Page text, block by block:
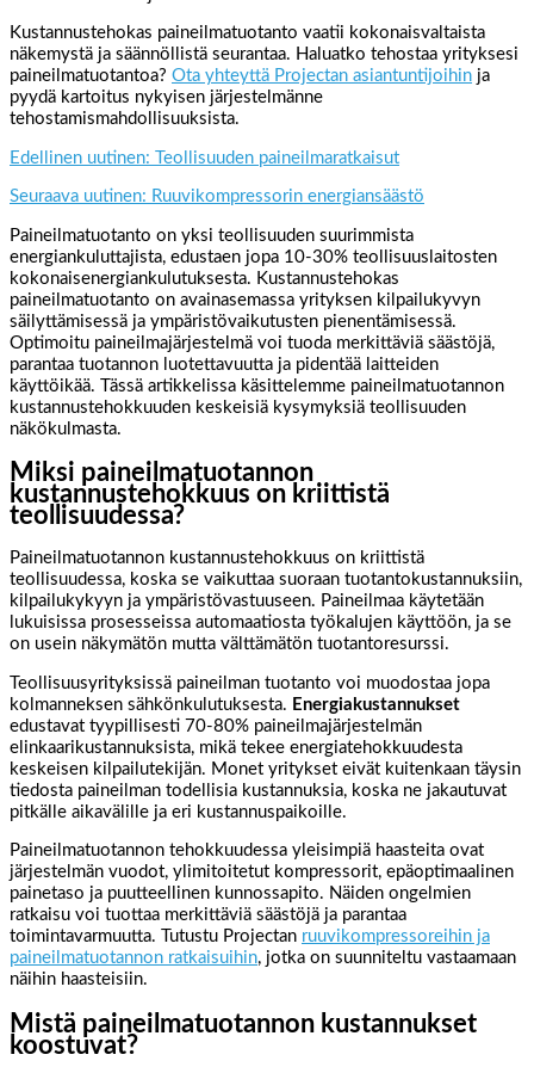
Kustannustehokas paineilmatuotanto vaatii kokonaisvaltaista
näkemystä ja säännöllistä seurantaa. Haluatko tehostaa yrityksesi
paineilmatuotantoa? Ota yhteyttä Projectan asiantuntijoihin ja
pyydä kartoitus nykyisen järjestelmänne
tehostamismahdollisuuksista.
Edellinen uutinen: Teollisuuden paineilmaratkaisut
Seuraava uutinen: Ruuvikompressorin energiansäästö
Paineilmatuotanto on yksi teollisuuden suurimmista
energiankuluttajista, edustaen jopa 10-30% teollisuuslaitosten
kokonaisenergiankulutuksesta. Kustannustehokas
paineilmatuotanto on avainasemassa yrityksen kilpailukyvyn
säilyttämisessä ja ympäristövaikutusten pienentämisessä.
Optimoitu paineilmajärjestelmä voi tuoda merkittäviä säästöjä,
parantaa tuotannon luotettavuutta ja pidentää laitteiden
käyttöikää. Tässä artikkelissa käsittelemme paineilmatuotannon
kustannustehokkuuden keskeisiä kysymyksiä teollisuuden
näkökulmasta.
Miksi paineilmatuotannon
kustannustehokkuus on kriittistä
teollisuudessa?
Paineilmatuotannon kustannustehokkuus on kriittistä
teollisuudessa, koska se vaikuttaa suoraan tuotantokustannuksiin,
kilpailukykyyn ja ympäristövastuuseen. Paineilmaa käytetään
lukuisissa prosesseissa automaatiosta työkalujen käyttöön, ja se
on usein näkymätön mutta välttämätön tuotantoresurssi.
Teollisuusyrityksissä paineilman tuotanto voi muodostaa jopa
kolmanneksen sähkönkulutuksesta. Energiakustannukset
edustavat tyypillisesti 70-80% paineilmajärjestelmän
elinkaarikustannuksista, mikä tekee energiatehokkuudesta
keskeisen kilpailutekijän. Monet yritykset eivät kuitenkaan täysin
tiedosta paineilman todellisia kustannuksia, koska ne jakautuvat
pitkälle aikavälille ja eri kustannuspaikoille.
Paineilmatuotannon tehokkuudessa yleisimpiä haasteita ovat
järjestelmän vuodot, ylimitoitetut kompressorit, epäoptimaalinen
painetaso ja puutteellinen kunnossapito. Näiden ongelmien
ratkaisu voi tuottaa merkittäviä säästöjä ja parantaa
toimintavarmuutta. Tutustu Projectan ruuvikompressoreihin ja
paineilmatuotannon ratkaisuihin, jotka on suunniteltu vastaamaan
näihin haasteisiin.
Mistä paineilmatuotannon kustannukset
koostuvat?